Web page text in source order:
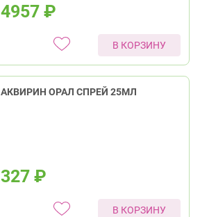
4957 ₽
В КОРЗИНУ
АКВИРИН ОРАЛ СПРЕЙ 25МЛ
327 ₽
В КОРЗИНУ